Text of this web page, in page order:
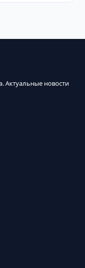
Актуальные новости